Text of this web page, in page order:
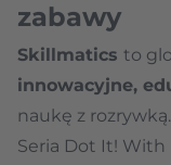
zabawy
Skillmatics to
innowacyjne,
naukę z rozrywką.
Seria Dot It! With